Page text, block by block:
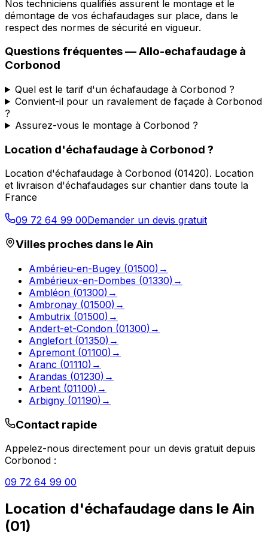
Nos techniciens qualifiés assurent le montage et le
démontage de vos échafaudages sur place, dans le
respect des normes de sécurité en vigueur.
Questions fréquentes —Allo-echafaudage à
Corbonod
Quel est le tarif d'un échafaudage à Corbonod ?
Convient-il pour un ravalement de façade à Corbonod
?
Assurez-vous le montage à Corbonod ?
Location d'échafaudage à Corbonod ?
Location d'échafaudage à Corbonod (01420). Location
et livraison d'échafaudages sur chantier dans toute la
France
09 72 64 99 00Demander un devis gratuit
Villes proches dans leAin
Ambérieu-en-Bugey (01500) →
Ambérieux-en-Dombes (01330) →
Ambléon (01300) →
Ambronay (01500) →
Ambutrix (01500) →
Andert-et-Condon (01300) →
Anglefort (01350) →
Apremont (01100) →
Aranc (01110) →
Arandas (01230) →
Arbent (01100) →
Arbigny (01190) →
Contact rapide
Appelez-nous directement pour un devis gratuit depuis
Corbonod :
09 72 64 99 00
Location d'échafaudage dans le Ain
(01)